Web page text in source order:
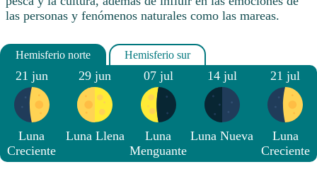
las personas y fenómenos naturales como las mareas.
21 jun
Luna
Creciente
29 jun
Luna Llena
07 jul
Luna
Menguante
14 jul
Luna Nueva
21 jul
Luna
Creciente